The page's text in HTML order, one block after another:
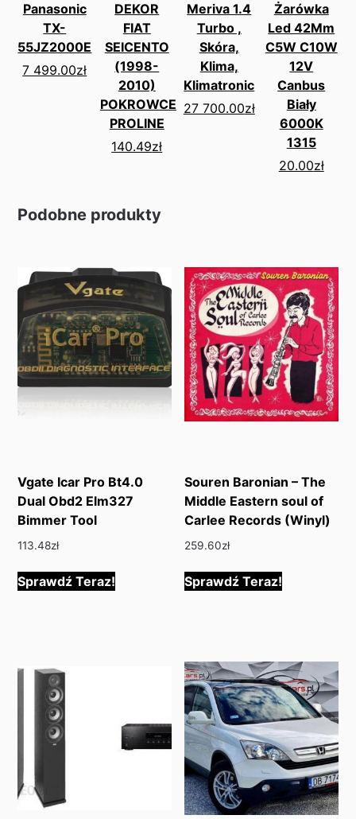
Panasonic
TX-
55JZ2000E
7 499.00zł
DEKOR
FIAT
SEICENTO
(1998-
2010)
POKROWCE
PROLINE
140.49zł
Meriva 1.4
Turbo ,
Skóra,
Klima,
Klimatronic
27 700.00zł
Żarówka
Led 42Mm
C5W C10W
12V
Canbus
Biały
6000K
1315
20.00zł
Podobne produkty
Vgate Icar Pro Bt4.0
Dual Obd2 Elm327
Bimmer Tool
113.48zł
Sprawdź Teraz!
Souren Baronian – The
Middle Eastern soul of
Carlee Records (Winyl)
259.60zł
Sprawdź Teraz!